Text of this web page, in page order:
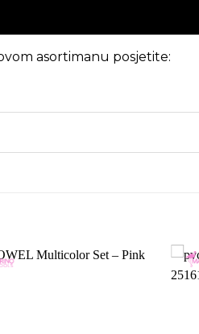
asortimanu posjetite: